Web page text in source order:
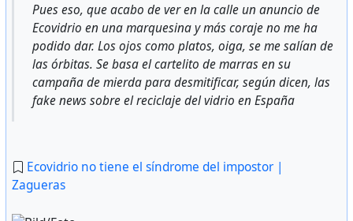
Pues eso, que acabo de ver en la calle un anuncio de
Ecovidrio en una marquesina y más coraje no me ha
podido dar. Los ojos como platos, oiga, se me salían de
las órbitas. Se basa el cartelito de marras en su
campaña de mierda para desmitificar, según dicen, las
fake news sobre el reciclaje del vidrio en España
Ecovidrio no tiene el síndrome del impostor |
Zagueras